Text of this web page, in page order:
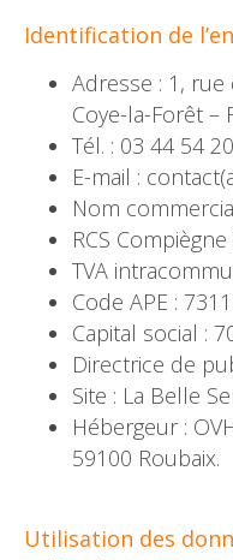
Identification de
Adresse : 1, rue
Coye-la-Forêt –
Tél. : 03 44 54
E-mail :
Nom
RCS
TVA
Code APE :
Capital social :
Directrice de
Site : La Belle
Hébergeur :
59100 Roubaix.
Utilisation des